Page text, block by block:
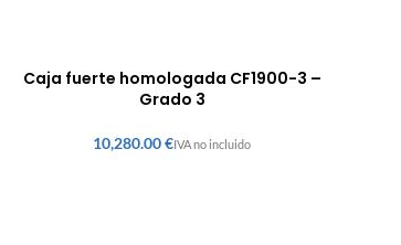
Caja fuerte homologada CF1900-3 –
Grado 3
€